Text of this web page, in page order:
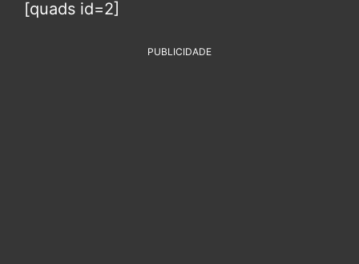
[quads id=2]
PUBLICIDADE